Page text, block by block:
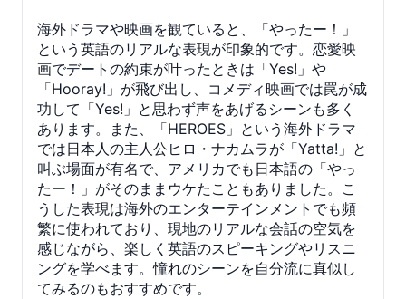
海外ドラマや映画を観ていると、「やったー！」
という英語のリアルな表現が印象的です。恋愛映
画でデートの約束が叶ったときは「Yes!」や
「Hooray!」が飛び出し、コメディ映画では罠が成
功して「Yes!」と思わず声をあげるシーンも多く
あります。また、「HEROES」という海外ドラマ
では日本人の主人公ヒロ・ナカムラが「Yatta!」と
叫ぶ場面が有名で、アメリカでも日本語の「やっ
たー！」がそのままウケたこともありました。こ
うした表現は海外のエンターテインメントでも頻
繁に使われており、現地のリアルな会話の空気を
感じながら、楽しく英語のスピーキングやリスニ
ングを学べます。憧れのシーンを自分流に真似し
てみるのもおすすめです。